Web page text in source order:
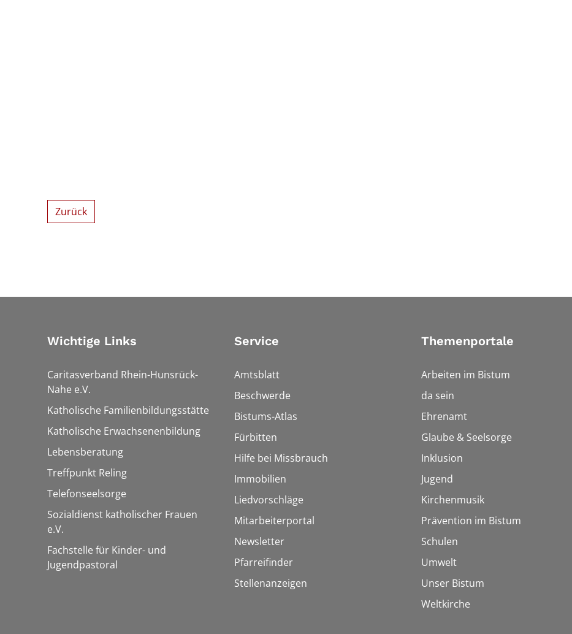
Zurück
Wichtige Links
Caritasverband Rhein-Hunsrück-
Nahe e.V.
Katholische Familienbildungsstätte
Katholische Erwachsenenbildung
Lebensberatung
Treffpunkt Reling
Telefonseelsorge
Sozialdienst katholischer Frauen
e.V.
Fachstelle für Kinder- und
Jugendpastoral
Service
Amtsblatt
Beschwerde
Bistums-Atlas
Fürbitten
Hilfe bei Missbrauch
Immobilien
Liedvorschläge
Mitarbeiterportal
Newsletter
Pfarreifinder
Stellenanzeigen
Themenportale
Arbeiten im Bistum
da sein
Ehrenamt
Glaube & Seelsorge
Inklusion
Jugend
Kirchenmusik
Prävention im Bistum
Schulen
Umwelt
Unser Bistum
Weltkirche